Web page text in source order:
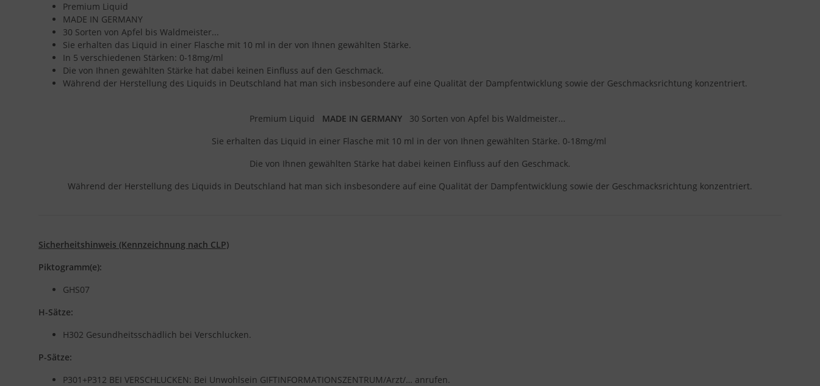
Premium Liquid
MADE IN GERMANY
30 Sorten von Apfel bis Waldmeister...
Sie erhalten das Liquid in einer Flasche mit 10 ml in der von Ihnen gewählten Stärke.
In 5 verschiedenen Stärken: 0-18mg/ml
Die von Ihnen gewählten Stärke hat dabei keinen Einfluss auf den Geschmack.
Während der Herstellung des Liquids in Deutschland hat man sich insbesondere auf eine Qualität der Dampfentwicklung sowie der Geschmacksrichtung konzentriert.
Premium Liquid MADE IN GERMANY 30 Sorten von Apfel bis Waldmeister...
Sie erhalten das Liquid in einer Flasche mit 10 ml in der von Ihnen gewählten Stärke. 0-18mg/ml
Die von Ihnen gewählten Stärke hat dabei keinen Einfluss auf den Geschmack.
Während der Herstellung des Liquids in Deutschland hat man sich insbesondere auf eine Qualität der Dampfentwicklung sowie der Geschmacksrichtung konzentriert.
Sicherheitshinweis (Kennzeichnung nach CLP)
Piktogramm(e):
GHS07
H-Sätze:
H302 Gesundheitsschädlich bei Verschlucken.
P-Sätze:
P301+P312 BEI VERSCHLUCKEN: Bei Unwohlsein GIFTINFORMATIONSZENTRUM/Arzt/… anrufen.